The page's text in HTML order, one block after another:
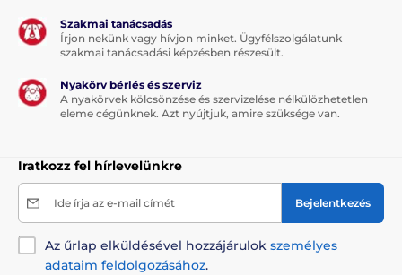
Szakmai tanácsadás
Írjon nekünk vagy hívjon minket. Ügyfélszolgálatunk
szakmai tanácsadási képzésben részesült.
Nyakörv bérlés és szerviz
A nyakörvek kölcsönzése és szervizelése nélkülözhetetlen
eleme cégünknek. Azt nyújtjuk, amire szüksége van.
Iratkozz fel hírlevelünkre
Ide írja az e-mail címét Bejelentkezés
Az űrlap elküldésével hozzájárulok személyes
adataim feldolgozásához.